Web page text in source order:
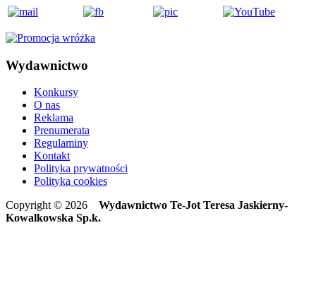
Wydawnictwo
Konkursy
O nas
Reklama
Prenumerata
Regulaminy
Kontakt
Polityka prywatności
Polityka cookies
Copyright © 2026 Wydawnictwo Te-Jot Teresa Jaskierny-
Kowalkowska Sp.k.